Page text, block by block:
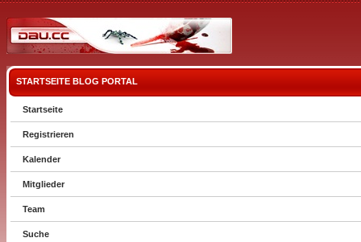
STARTSEITE BLOG PORTAL
Startseite
Registrieren
Kalender
Mitglieder
Team
Suche